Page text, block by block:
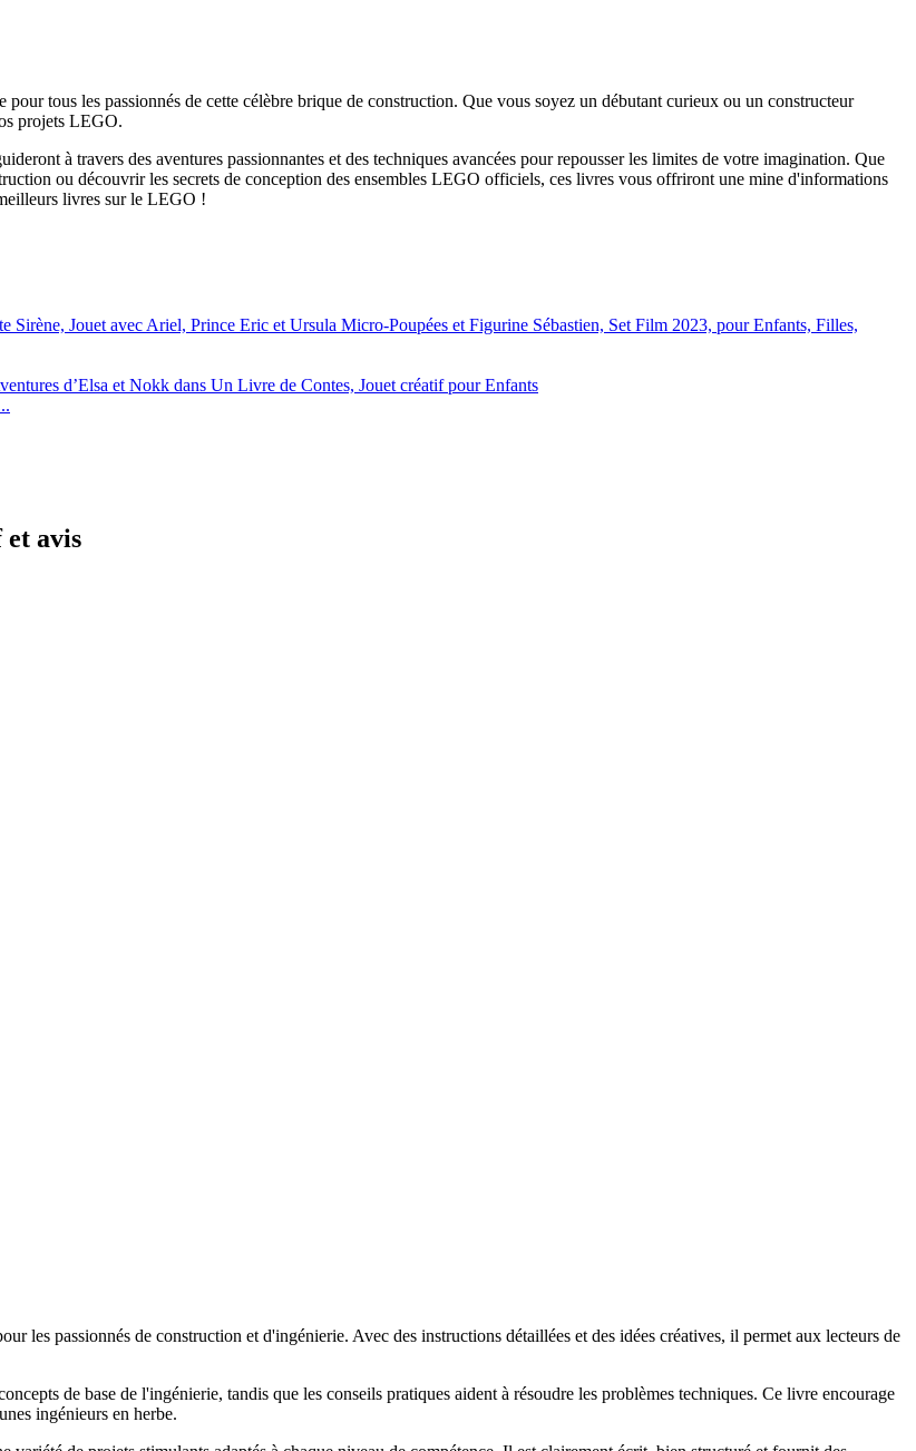
tous les passionnés de cette célèbre brique de construction. Que vous soyez un débutant curieux ou un constructeur
projets LEGO.
à travers des aventures passionnantes et des techniques avancées pour repousser les limites de votre imagination. Que
ou découvrir les secrets de conception des ensembles LEGO officiels, ces livres vous offriront une mine d'informations
livres sur le LEGO !
Jouet avec Ariel, Prince Eric et Ursula Micro-Poupées et Figurine Sébastien, Set Film 2023, pour Enfants, Filles,
d’Elsa et Nokk dans Un Livre de Contes, Jouet créatif pour Enfants
avis
passionnés de construction et d'ingénierie. Avec des instructions détaillées et des idées créatives, il permet aux lecteurs de
de base de l'ingénierie, tandis que les conseils pratiques aident à résoudre les problèmes techniques. Ce livre encourage
ingénieurs en herbe.